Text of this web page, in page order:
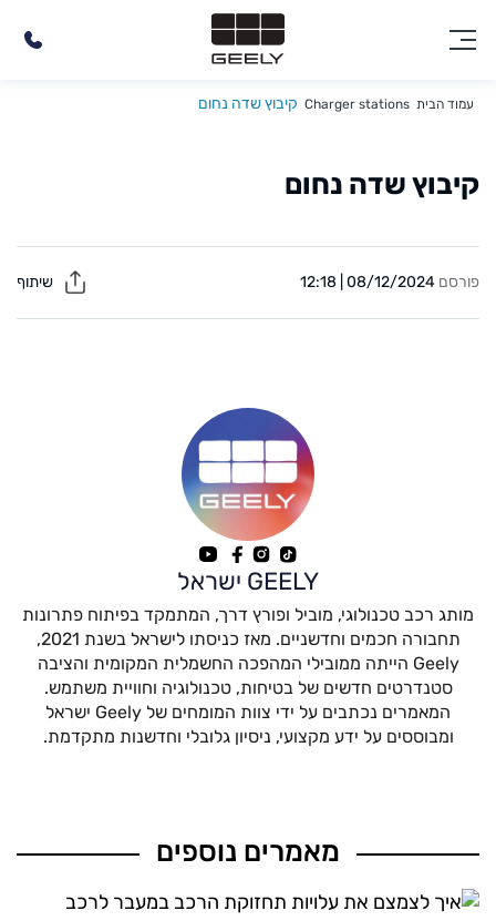
עמוד הבית Charger stations קיבוץ שדה נחום
קיבוץ שדה נחום
פורסם 08/12/2024 | 12:18
GEELY ישראל
מותג רכב טכנולוגי, מוביל ופורץ דרך, המתמקד בפיתוח פתרונות
תחבורה חכמים וחדשניים. מאז כניסתו לישראל בשנת 2021,
Geely הייתה ממובילי המהפכה החשמלית המקומית והציבה
סטנדרטים חדשים של בטיחות, טכנולוגיה וחוויית משתמש.
המאמרים נכתבים על ידי צוות המומחים של Geely ישראל
ומבוססים על ידע מקצועי, ניסיון גלובלי וחדשנות מתקדמת.
מאמרים נוספים